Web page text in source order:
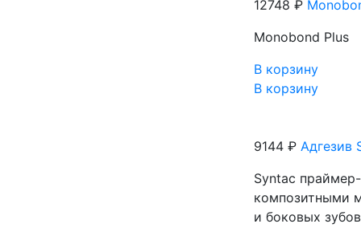
12748 ₽
Monobond Plus
В корзину
В корзину
9144 ₽ Адгезив
Syntaс
композитными
и боковых